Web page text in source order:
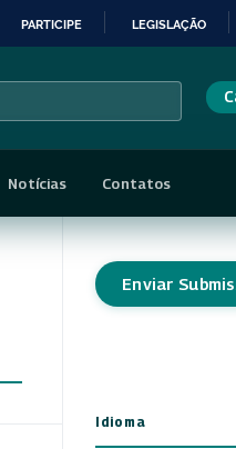
PARTICIPE LEGISLAÇÃO
Notícias Contatos
Enviar
Idioma